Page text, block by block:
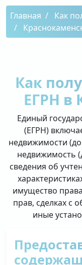
Главная
Как
Как
ЕГРН в
Единый
(ЕГРН)
недвижимости
недвижимость
сведения об
имущество
прав, сделках с
иные